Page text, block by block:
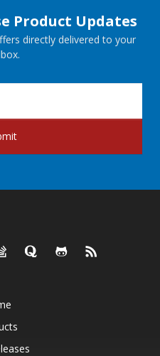
Product Updates
directly delivered to your